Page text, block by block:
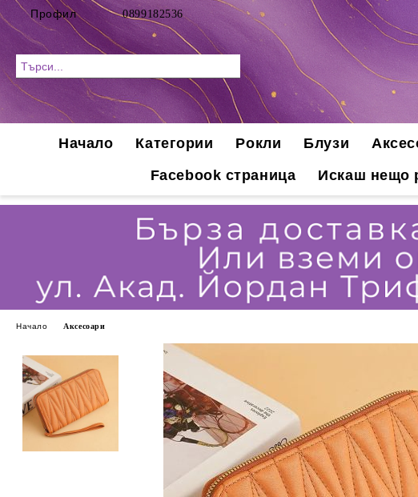
Профил 0899182536
Начало Категории Рокли Блузи
Facebook страница
Искаш нещо
Начало Аксесоари